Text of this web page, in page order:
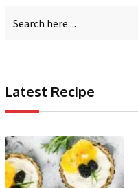
Latest Recipe